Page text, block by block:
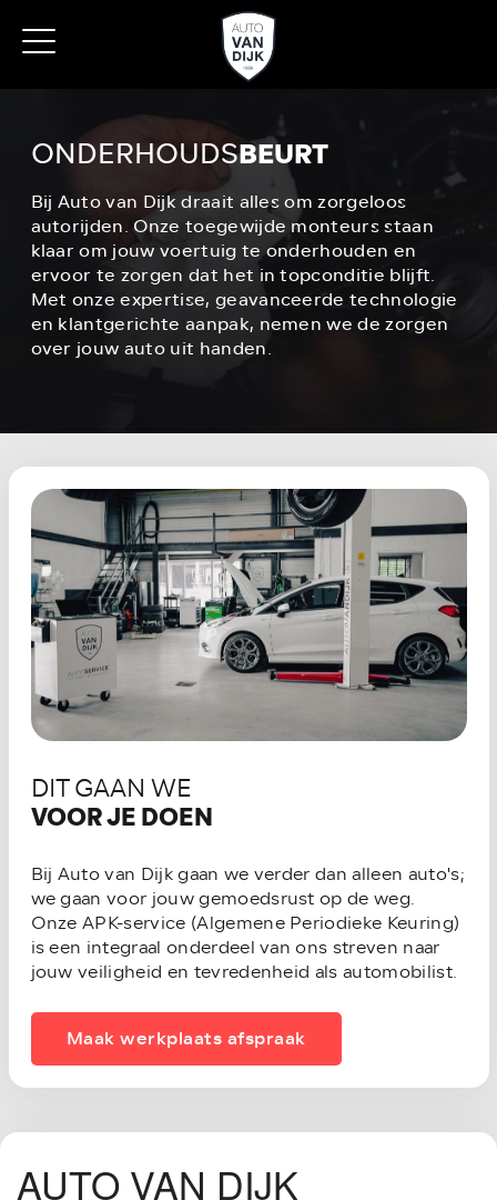
Home Onderhoudsbeurt
ONDERHOUDSBEURT
Bij Auto van Dijk draait alles om zorgeloos
autorijden. Onze toegewijde monteurs staan
klaar om jouw voertuig te onderhouden en
ervoor te zorgen dat het in topconditie blijft.
Met onze expertise, geavanceerde technologie
en klantgerichte aanpak, nemen we de zorgen
over jouw auto uit handen.
DIT GAAN WE
VOOR JE DOEN
Bij Auto van Dijk gaan we verder dan alleen auto's;
we gaan voor jouw gemoedsrust op de weg.
Onze APK-service (Algemene Periodieke Keuring)
is een integraal onderdeel van ons streven naar
jouw veiligheid en tevredenheid als automobilist.
Maak werkplaats afspraak